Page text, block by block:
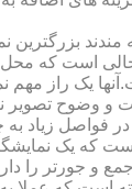
بزرگترین
است که محل
یک راز مهم
و وضوح
فواصل زیاد
که یک
و جورتر را